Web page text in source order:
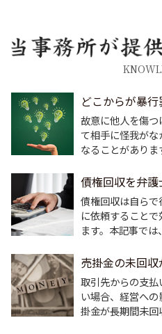
どこからが暴行
故意に他人を傷
て相手に怪我がな
なることがあり
債権回収を弁護
債権回収は自ら
に依頼すること
ます。本記事で
売掛金の未回収
取引先からの支
い場合、経営へ
掛金が長期間未